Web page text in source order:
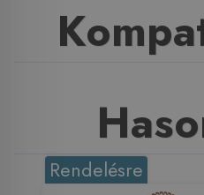
Rendelésre